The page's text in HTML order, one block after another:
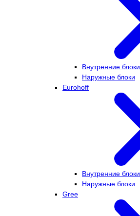
Внутренние блоки
Наружные блоки
Eurohoff
Внутренние блоки
Наружные блоки
Gree